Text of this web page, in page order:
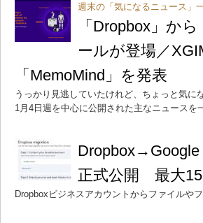
週末の「気になるニュース」
「Dropbox」か
ールが登場／
「MemoMind」を発表
うっかり見逃していたけれど、ちょっと気
1月4日週を中心に公開された主なニュースを
正式公開 最大
Dropboxビジネスアカウントからファイルや